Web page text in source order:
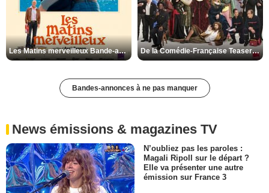
Les Matins merveilleux Bande-annonce VF De la Comédie-Française Teaser VF
Bandes-annonces à ne pas manquer
News émissions & magazines TV
N’oubliez pas les paroles :
Magali Ripoll sur le départ ?
Elle va présenter une autre
émission sur France 3